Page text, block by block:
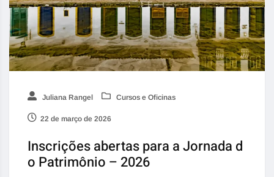
Juliana Rangel Cursos e Oficinas
22 de março de 2026
Inscrições abertas para a Jornada d
o Patrimônio – 2026